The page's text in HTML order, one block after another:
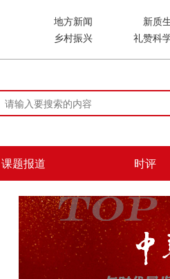
地方新闻
新质
乡村振兴 礼赞科
课题报道 时评